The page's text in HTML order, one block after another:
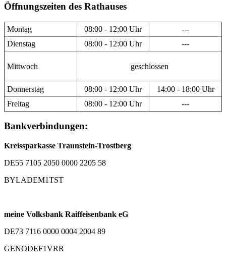
Öffnungszeiten des Rathauses
Montag 08:00 - 12:00 Uhr
---
Dienstag
08:00 - 12:00 Uhr ---
Mittwoch geschlossen
Donnerstag 08:00 - 12:00 Uhr
14:00 - 18:00 Uhr
Freitag
08:00 - 12:00 Uhr ---
Bankverbindungen:
Kreissparkasse Traunstein-Trostberg
DE55 7105 2050 0000 2205 58
BYLADEM1TST
meine Volksbank Raiffeisenbank eG
DE73 7116 0000 0004 2004 89
GENODEF1VRR